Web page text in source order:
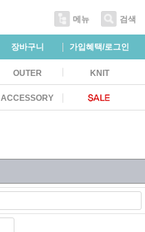
메뉴 검색
장바구니 가입혜택/로그인
OUTER KNIT
ACCESSORY